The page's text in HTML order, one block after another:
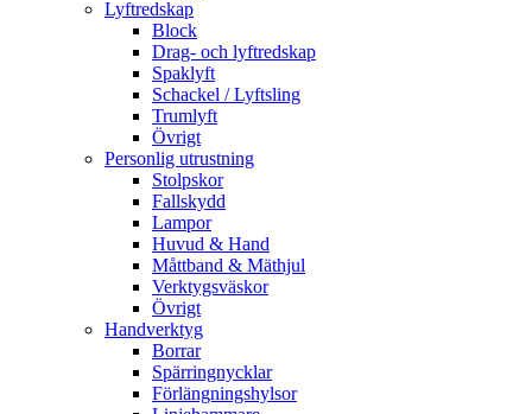
Lyftredskap
Block
Drag- och lyftredskap
Spaklyft
Schackel / Lyftsling
Trumlyft
Övrigt
Personlig utrustning
Stolpskor
Fallskydd
Lampor
Huvud & Hand
Måttband & Mäthjul
Verktygsväskor
Övrigt
Handverktyg
Borrar
Spärringnycklar
Förlängningshylsor